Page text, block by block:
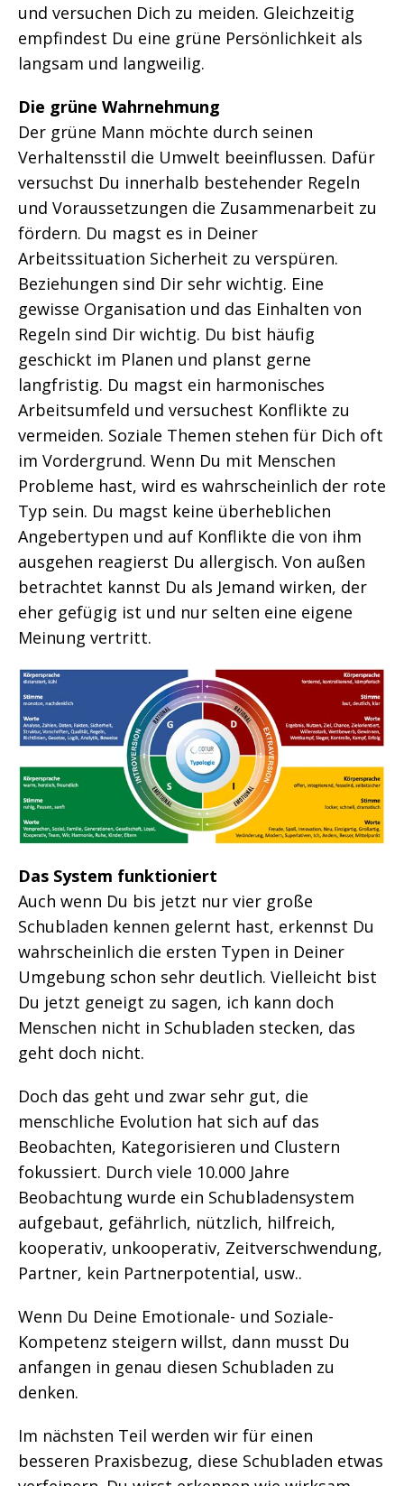
und versuchen Dich zu meiden. Gleichzeitig
empfindest Du eine grüne Persönlichkeit als
langsam und langweilig.
Die grüne Wahrnehmung
Der grüne Mann möchte durch seinen
Verhaltensstil die Umwelt beeinflussen. Dafür
versuchst Du innerhalb bestehender Regeln
und Voraussetzungen die Zusammenarbeit zu
fördern. Du magst es in Deiner
Arbeitssituation Sicherheit zu verspüren.
Beziehungen sind Dir sehr wichtig. Eine
gewisse Organisation und das Einhalten von
Regeln sind Dir wichtig. Du bist häufig
geschickt im Planen und planst gerne
langfristig. Du magst ein harmonisches
Arbeitsumfeld und versuchest Konflikte zu
vermeiden. Soziale Themen stehen für Dich oft
im Vordergrund. Wenn Du mit Menschen
Probleme hast, wird es wahrscheinlich der rote
Typ sein. Du magst keine überheblichen
Angebertypen und auf Konflikte die von ihm
ausgehen reagierst Du allergisch. Von außen
betrachtet kannst Du als Jemand wirken, der
eher gefügig ist und nur selten eine eigene
Meinung vertritt.
Das System funktioniert
Auch wenn Du bis jetzt nur vier große
Schubladen kennen gelernt hast, erkennst Du
wahrscheinlich die ersten Typen in Deiner
Umgebung schon sehr deutlich. Vielleicht bist
Du jetzt geneigt zu sagen, ich kann doch
Menschen nicht in Schubladen stecken, das
geht doch nicht.
Doch das geht und zwar sehr gut, die
menschliche Evolution hat sich auf das
Beobachten, Kategorisieren und Clustern
fokussiert. Durch viele 10.000 Jahre
Beobachtung wurde ein Schubladensystem
aufgebaut, gefährlich, nützlich, hilfreich,
kooperativ, unkooperativ, Zeitverschwendung,
Partner, kein Partnerpotential, usw..
Wenn Du Deine Emotionale- und Soziale-
Kompetenz steigern willst, dann musst Du
anfangen in genau diesen Schubladen zu
denken.
Im nächsten Teil werden wir für einen
besseren Praxisbezug, diese Schubladen etwas